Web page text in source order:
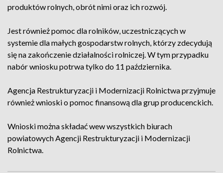
produktów rolnych, obrót nimi oraz ich rozwój.
Jest również pomoc dla rolników, uczestniczących w
systemie dla małych gospodarstw rolnych, którzy zdecydują
się na zakończenie działalności rolniczej. W tym przypadku
nabór wniosku potrwa tylko do 11 października.
Agencja Restrukturyzacji i Modernizacji Rolnictwa przyjmuje
również wnioski o pomoc finansową dla grup producenckich.
Wnioski można składać wew wszystkich biurach
powiatowych Agencji Restrukturyzacji i Modernizacji
Rolnictwa.